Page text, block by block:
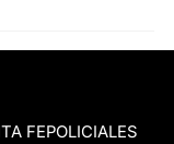
FEPOLICIALES